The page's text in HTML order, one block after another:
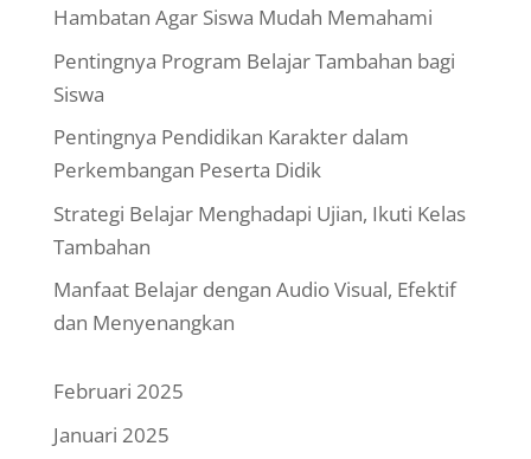
Hambatan Agar Siswa Mudah Memahami
Pentingnya Program Belajar Tambahan bagi
Siswa
Pentingnya Pendidikan Karakter dalam
Perkembangan Peserta Didik
Strategi Belajar Menghadapi Ujian, Ikuti Kelas
Tambahan
Manfaat Belajar dengan Audio Visual, Efektif
dan Menyenangkan
Februari 2025
Januari 2025